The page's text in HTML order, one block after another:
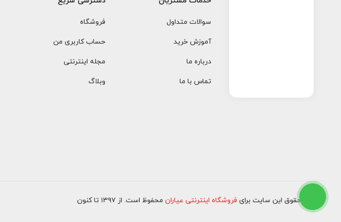
سوالات متداول
آموزش خرید
درباره ما
تماس با ما
فروشگاه
حساب کاربری من
مجله اینترنتی
وبلاگ
کلیه حقوق این سایت برای فروشگاه اینترنتی عیارانمحفوظ است. از ۱۳۹۷ تا کنون